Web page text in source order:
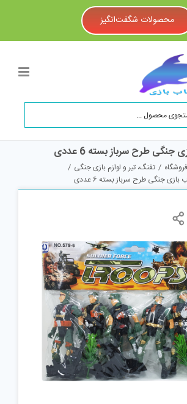
محصولات شگفت‌انگیز
جنگی طرح سرباز بسته 6 عددی
فروشگاه / تفنگ، تیر و لوازم بازی جنگی /
بازی جنگی طرح سرباز بسته 6 عددی